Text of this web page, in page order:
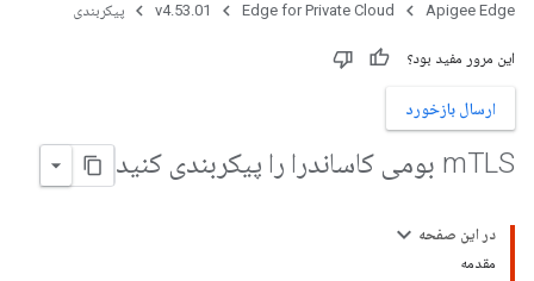
Apigee Edge
Edge for Private Cloud
v4.53.01 پیکربندی
این مرور مفید بود؟
ارسال بازخورد
mTLS بومی کاساندرا را پیکربندی کنید
در این صفحه
مقدمه